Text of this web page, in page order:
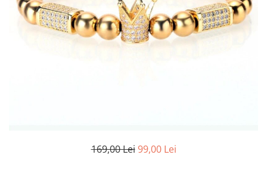
CERCEI
CEASURI DAMA
169,00 Lei 99,00 Lei